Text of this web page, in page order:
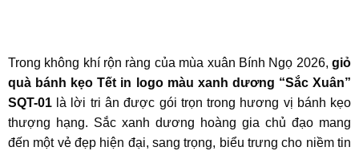
Trong không khí rộn ràng của mùa xuân Bính Ngọ 2026,giỏ
quà bánh kẹo Tết in logo màu xanh dương “Sắc Xuân”
SQT-01là lời tri ân được gói trọn trong hương vị bánh kẹo
thượng hạng. Sắc xanh dương hoàng gia chủ đạo mang
đến một vẻ đẹp hiện đại, sang trọng, biểu trưng cho niềm tin